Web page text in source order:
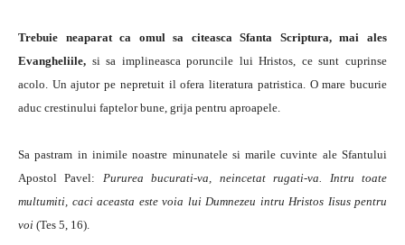
Trebuie neaparat ca omul sa citeasca Sfanta Scriptura, mai ales
Evangheliile, si sa implineasca poruncile lui Hristos, ce sunt cuprinse
acolo. Un ajutor pe nepretuit il ofera literatura patristica. O mare bucurie
aduc crestinului faptelor bune, grija pentru aproapele.
Sa pastram in inimile noastre minunatele si marile cuvinte ale Sfantului
Apostol Pavel: Pururea bucurati-va, neincetat rugati-va. Intru toate
multumiti, caci aceasta este voia lui Dumnezeu intru Hristos Iisus pentru
voi (Tes 5, 16).